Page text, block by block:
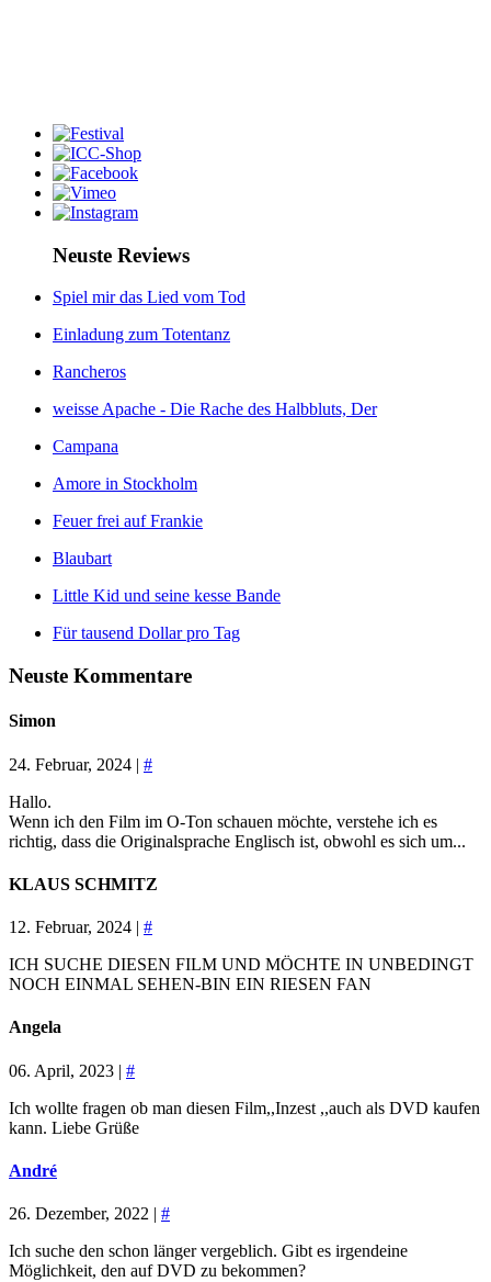
Neuste Reviews
Spiel mir das Lied vom Tod
Einladung zum Totentanz
Rancheros
weisse Apache - Die Rache des Halbbluts, Der
Campana
Amore in Stockholm
Feuer frei auf Frankie
Blaubart
Little Kid und seine kesse Bande
Für tausend Dollar pro Tag
Neuste Kommentare
Simon
24. Februar, 2024 | #
Hallo.
Wenn ich den Film im O-Ton schauen möchte, verstehe ich es
richtig, dass die Originalsprache Englisch ist, obwohl es sich um...
KLAUS SCHMITZ
12. Februar, 2024 | #
ICH SUCHE DIESEN FILM UND MÖCHTE IN UNBEDINGT
NOCH EINMAL SEHEN-BIN EIN RIESEN FAN
Angela
06. April, 2023 | #
Ich wollte fragen ob man diesen Film,,Inzest ,,auch als DVD kaufen
kann. Liebe Grüße
André
26. Dezember, 2022 | #
Ich suche den schon länger vergeblich. Gibt es irgendeine
Möglichkeit, den auf DVD zu bekommen?